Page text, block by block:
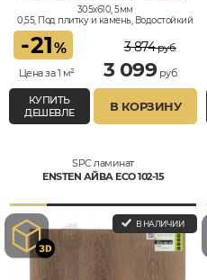
305x610, 5мм
0,55, Под плитку и камень, Водостойкий
-21%
Цена за 1 м²
3 874руб.
3 099руб.
КУПИТЬ
ДЕШЕВЛЕ
В КОРЗИНУ
SPC ламинат
ENSTEN АЙВА ECO 102-15
В НАЛИЧИИ